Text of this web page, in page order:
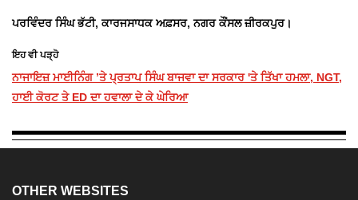
ਪਰਵਿੰਦਰ ਸਿੰਘ ਭੱਟੀ, ਕਾਰਜਸਾਧਕ ਅਫ਼ਸਰ, ਨਗਰ ਕੌਂਸਲ ਜ਼ੀਰਕਪੁਰ।
ਇਹ ਵੀ ਪੜ੍ਹੋ
ਨਾਜਾਇਜ਼ ਮਾਈਨਿੰਗ ’ਤੇ ਪ੍ਰਤਾਪ ਸਿੰਘ ਬਾਜਵਾ ਦਾ ਸਰਕਾਰ 'ਤੇ ਤਿੱਖਾ ਹਮਲਾ, NGT,
ਹਾਈ ਕੋਰਟ ਤੇ ED ਦਾ ਹਵਾਲਾ ਦੇ ਕੇ ਘੇਰਿਆ
OTHER WEBSITES